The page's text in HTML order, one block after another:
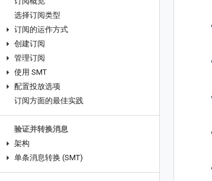
选择订阅类型
订阅的运作方式
创建订阅
管理订阅
使用 SMT
配置投放选项
订阅方面的最佳实践
验证并转换消息
架构
单条消息转换 (SMT)